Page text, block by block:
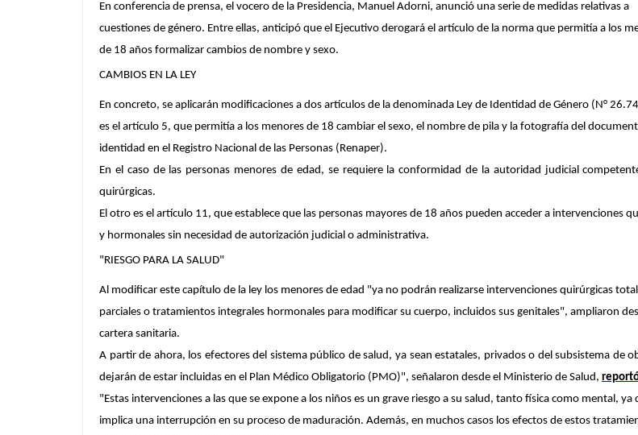
En conferencia de prensa, el vocero de la Presidencia, Manuel Adorni, anunció una serie de medidas relativas a
cuestiones de género. Entre ellas, anticipó que el Ejecutivo derogará el artículo de la norma que permitía a los
de 18 años formalizar cambios de nombre y sexo.
CAMBIOS EN LA LEY
En concreto, se aplicarán modificaciones a dos artículos de la denominada Ley de Identidad de Género (N°
es el artículo 5, que permitía a los menores de 18 cambiar el sexo, el nombre de pila y la fotografía del
identidad en el Registro Nacional de las Personas (Renaper).
En el caso de las personas menores de edad, se requiere la conformidad de la autoridad judicial
quirúrgicas.
El otro es el artículo 11, que establece que las personas mayores de 18 años pueden acceder a intervenciones
y hormonales sin necesidad de autorización judicial o administrativa.
"RIESGO PARA LA SALUD"
Al modificar este capítulo de la ley los menores de edad "ya no podrán realizarse intervenciones quirúrgicas
parciales o tratamientos integrales hormonales para modificar su cuerpo, incluidos sus genitales", ampliaron
cartera sanitaria.
A partir de ahora, los efectores del sistema público de salud, ya sean estatales, privados o del subsistema de
dejarán de estar incluidas en el Plan Médico Obligatorio (PMO)", señalaron desde el Ministerio de Salud,
"Estas intervenciones a las que se expone a los niños es un grave riesgo a su salud, tanto física como mental, ya
implica una interrupción en su proceso de maduración. Además, en muchos casos los efectos de estos